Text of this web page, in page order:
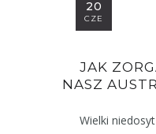
20
CZE
JAK
NASZ
Wielki